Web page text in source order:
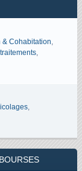
& Cohabitation,
,
,